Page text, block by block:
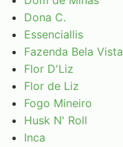
Dona C.
Essenciallis
Fazenda Bela Vista
Flor D'Liz
Flor de Liz
Fogo Mineiro
Husk N' Roll
Inca